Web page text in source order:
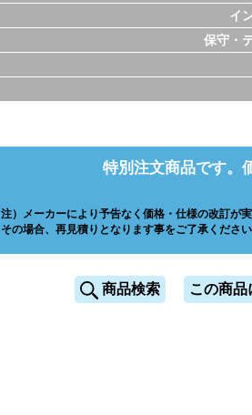
イ
保守・
特別注文商品です。
注）メーカーにより予告なく価格・仕様の改訂が
その場合、再見積りとなります事をご了承ください
商品検索 この商品